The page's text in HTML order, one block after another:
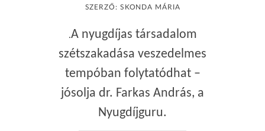
SZERZŐ: SKONDA MÁRIA
.A nyugdíjas társadalom
szétszakadása veszedelmes
tempóban folytatódhat –
jósolja dr. Farkas András, a
Nyugdíjguru.